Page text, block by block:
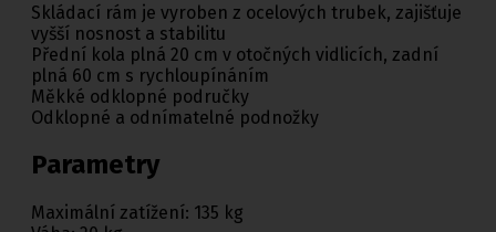
Skládací rám je vyroben z ocelových trubek, zajišťuje
vyšší nosnost a stabilitu
Přední kola plná 20 cm v otočných vidlicích, zadní
plná 60 cm s rychloupínáním
Měkké odklopné područky
Odklopné a odnímatelné podnožky
Parametry
Maximální zatížení: 135 kg